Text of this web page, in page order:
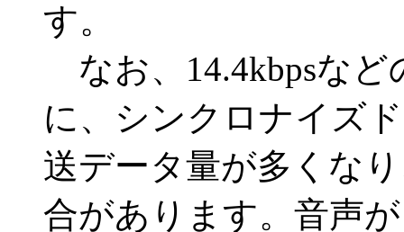
す。
なお、14.4kbpsなど
に、シンクロナイズ
送データ量が多くな
合があります。音声